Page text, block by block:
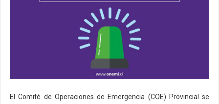
El Comité de Operaciones de Emergencia (COE) Provincial se